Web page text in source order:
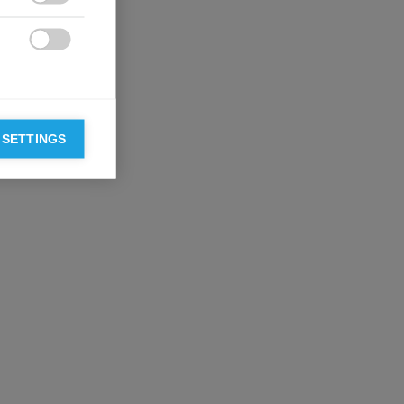
là pour
industrielle